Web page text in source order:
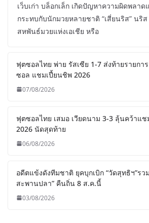
เว็บเก่า บล็อกเล็ก เกิดปัญหาความผิดพลา
กระทบกับนักมวยหลายชาติ “เสี่ยนริส” นริ
สหพันธ์มวยแห่งเอเชีย หรือ
ฟุตซอลไทย พ่าย รัสเซีย 1-7 ส่งท้ายรายก
ซอล แชมเปี้ยนชิพ 2026
07/08/2026
ฟุตซอลไทย เสมอ เวียดนาม 3-3 ลุ้นคว้าแ
2026 นัดสุดท้าย
06/08/2026
อดีตแข้งดังทีมชาติ ยุคบุกเบิก “วัดสุทธิฯ”รว
สะพานปลา” คืนถิ่น 8 ส.ค.นี้
03/08/2026